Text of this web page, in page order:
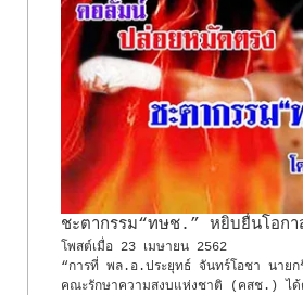
ชะตากรรม“ทษช.” หยิบยื่นโอกา
โพสต์เมื่อ 23 เมษายน 2562
“การที่ พล.อ.ประยุทธ์ จันทร์โอชา นายก
คณะรักษาความสงบแห่งชาติ (คสช.) ไ